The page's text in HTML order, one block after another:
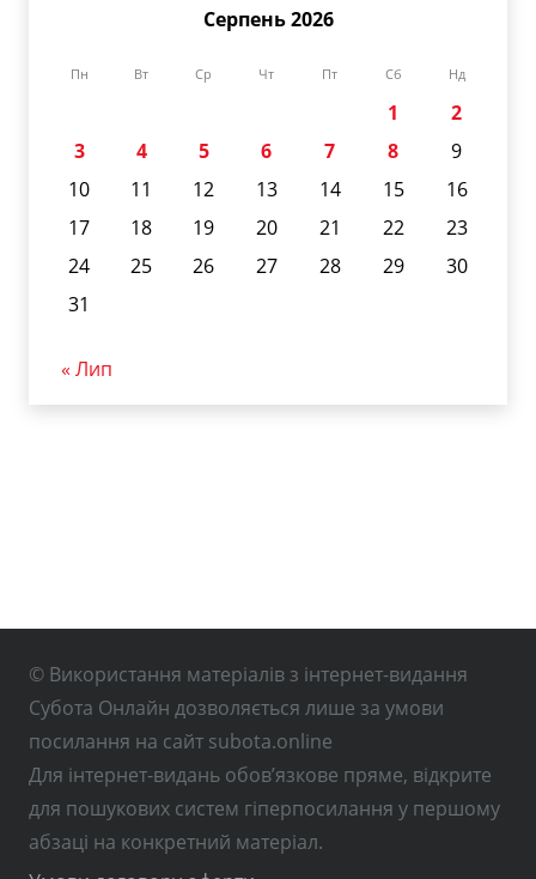
Серпень 2026
Пн Вт Ср Чт Пт Сб Нд
1
2
3
4 5 6 7 8
9
10
11 12 13 14 15
16
17
18 19 20 21 22
23
24
25 26 27 28 29
30
31
« Лип
© Використання матеріалів з інтернет-видання
Субота Онлайн дозволяється лише за умови
посилання на сайт subota.online
Для інтернет-видань обов’язкове пряме, відкрите
для пошукових систем гіперпосилання у першому
абзаці на конкретний матеріал.